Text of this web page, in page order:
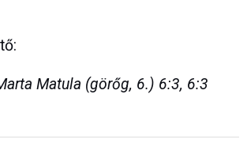
Matula (görőg, 6.) 6:3, 6:3